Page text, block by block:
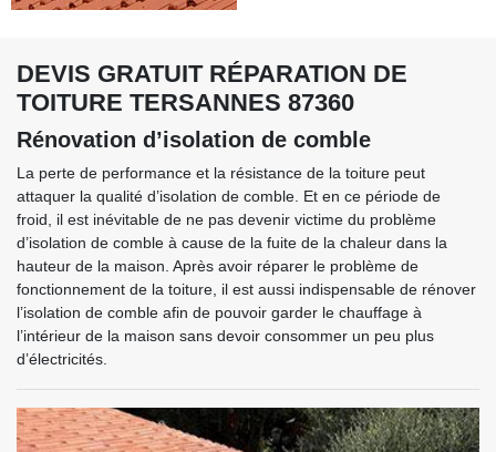
DEVIS GRATUIT RÉPARATION DE
TOITURE TERSANNES 87360
Rénovation d’isolation de comble
La perte de performance et la résistance de la toiture peut
attaquer la qualité d’isolation de comble. Et en ce période de
froid, il est inévitable de ne pas devenir victime du problème
d’isolation de comble à cause de la fuite de la chaleur dans la
hauteur de la maison. Après avoir réparer le problème de
fonctionnement de la toiture, il est aussi indispensable de rénover
l’isolation de comble afin de pouvoir garder le chauffage à
l’intérieur de la maison sans devoir consommer un peu plus
d’électricités.